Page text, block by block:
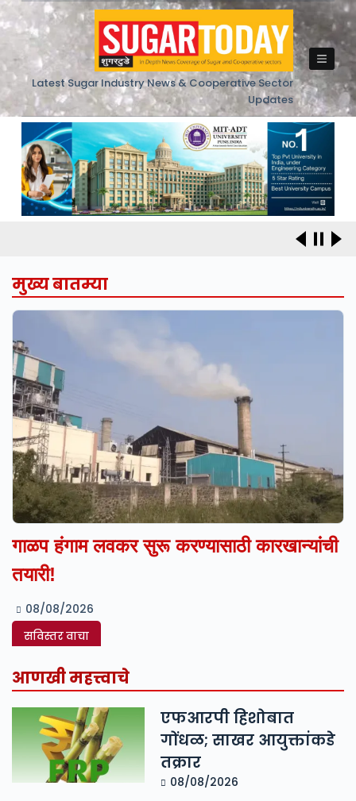
Skip
to
content
Latest Sugar Industry News & Cooperative Sector
Updates
मुख्य बातम्या
गाळप हंगाम लवकर सुरू करण्यासाठी कारखान्यांची
तयारी!
08/08/2026
सविस्तर वाचा
आणखी महत्त्वाचे
एफआरपी हिशोबात
गोंधळ; साखर आयुक्तांकडे
तक्रार
08/08/2026